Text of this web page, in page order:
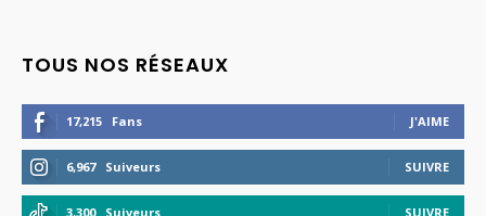
TOUS NOS RÉSEAUX
17,215 Fans J'AIME
6,967 Suiveurs SUIVRE
3,300 Suiveurs SUIVRE